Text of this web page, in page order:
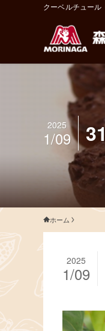
クーベルチュー
2025
1/09
ホーム
2025
1/09